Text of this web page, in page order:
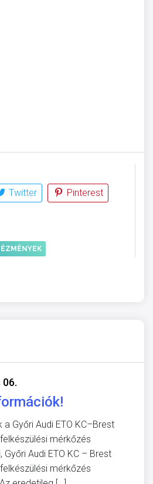
Twitter
Pinterest
Győri Audi ETO KC–Brest
mérkőzés
Audi ETO KC – Brest
mérkőzés